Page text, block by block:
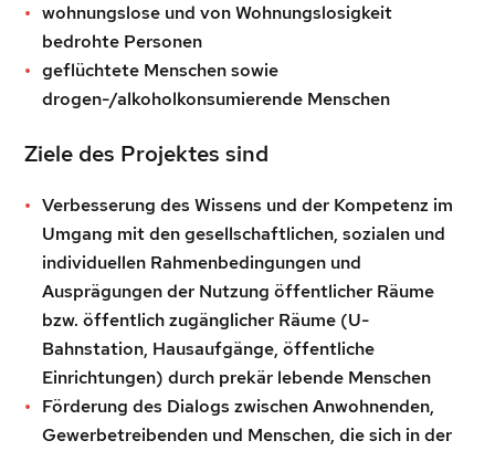
wohnungslose und von Wohnungslosigkeit
bedrohte Personen
geflüchtete Menschen sowie
drogen-/alkoholkonsumierende Menschen
Ziele des Projektes sind
Verbesserung des Wissens und der Kompetenz im
Umgang mit den gesellschaftlichen, sozialen und
individuellen Rahmenbedingungen und
Ausprägungen der Nutzung öffentlicher Räume
bzw. öffentlich zugänglicher Räume (U-
Bahnstation, Hausaufgänge, öffentliche
Einrichtungen) durch prekär lebende Menschen
Förderung des Dialogs zwischen Anwohnenden,
Gewerbetreibenden und Menschen, die sich in der